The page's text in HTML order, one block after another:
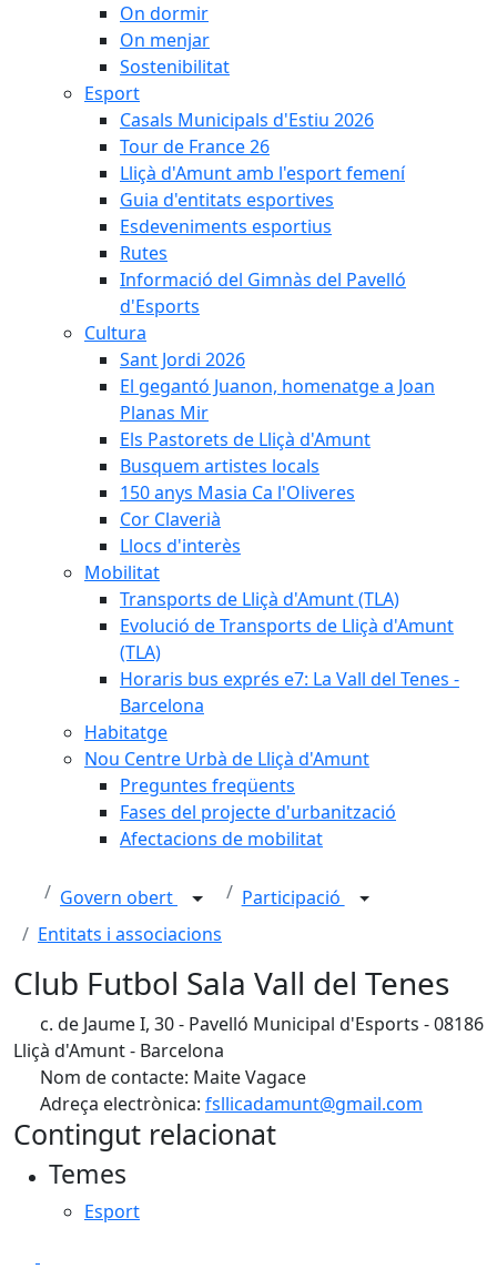
On dormir
On menjar
Sostenibilitat
Esport
Casals Municipals d'Estiu 2026
Tour de France 26
Lliçà d'Amunt amb l'esport femení
Guia d'entitats esportives
Esdeveniments esportius
Rutes
Informació del Gimnàs del Pavelló
d'Esports
Cultura
Sant Jordi 2026
El gegantó Juanon, homenatge a Joan
Planas Mir
Els Pastorets de Lliçà d'Amunt
Busquem artistes locals
150 anys Masia Ca l'Oliveres
Cor Claverià
Llocs d'interès
Mobilitat
Transports de Lliçà d'Amunt (TLA)
Evolució de Transports de Lliçà d'Amunt
(TLA)
Horaris bus exprés e7: La Vall del Tenes -
Barcelona
Habitatge
Nou Centre Urbà de Lliçà d'Amunt
Preguntes freqüents
Fases del projecte d'urbanització
Afectacions de mobilitat
Govern obert
Participació
Entitats i associacions
Club Futbol Sala Vall del Tenes
c. de Jaume I, 30 - Pavelló Municipal d'Esports - 08186
Lliçà d'Amunt - Barcelona
Nom de contacte: Maite Vagace
Adreça electrònica: fsllicadamunt@gmail.com
Contingut relacionat
Temes
Esport